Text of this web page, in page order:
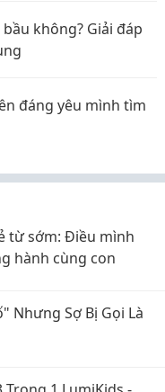
không? Giải đáp
đáng yêu mình tìm
từ sớm: Điều mình
hành cùng con
Nhưng Sợ Bị Gọi Là